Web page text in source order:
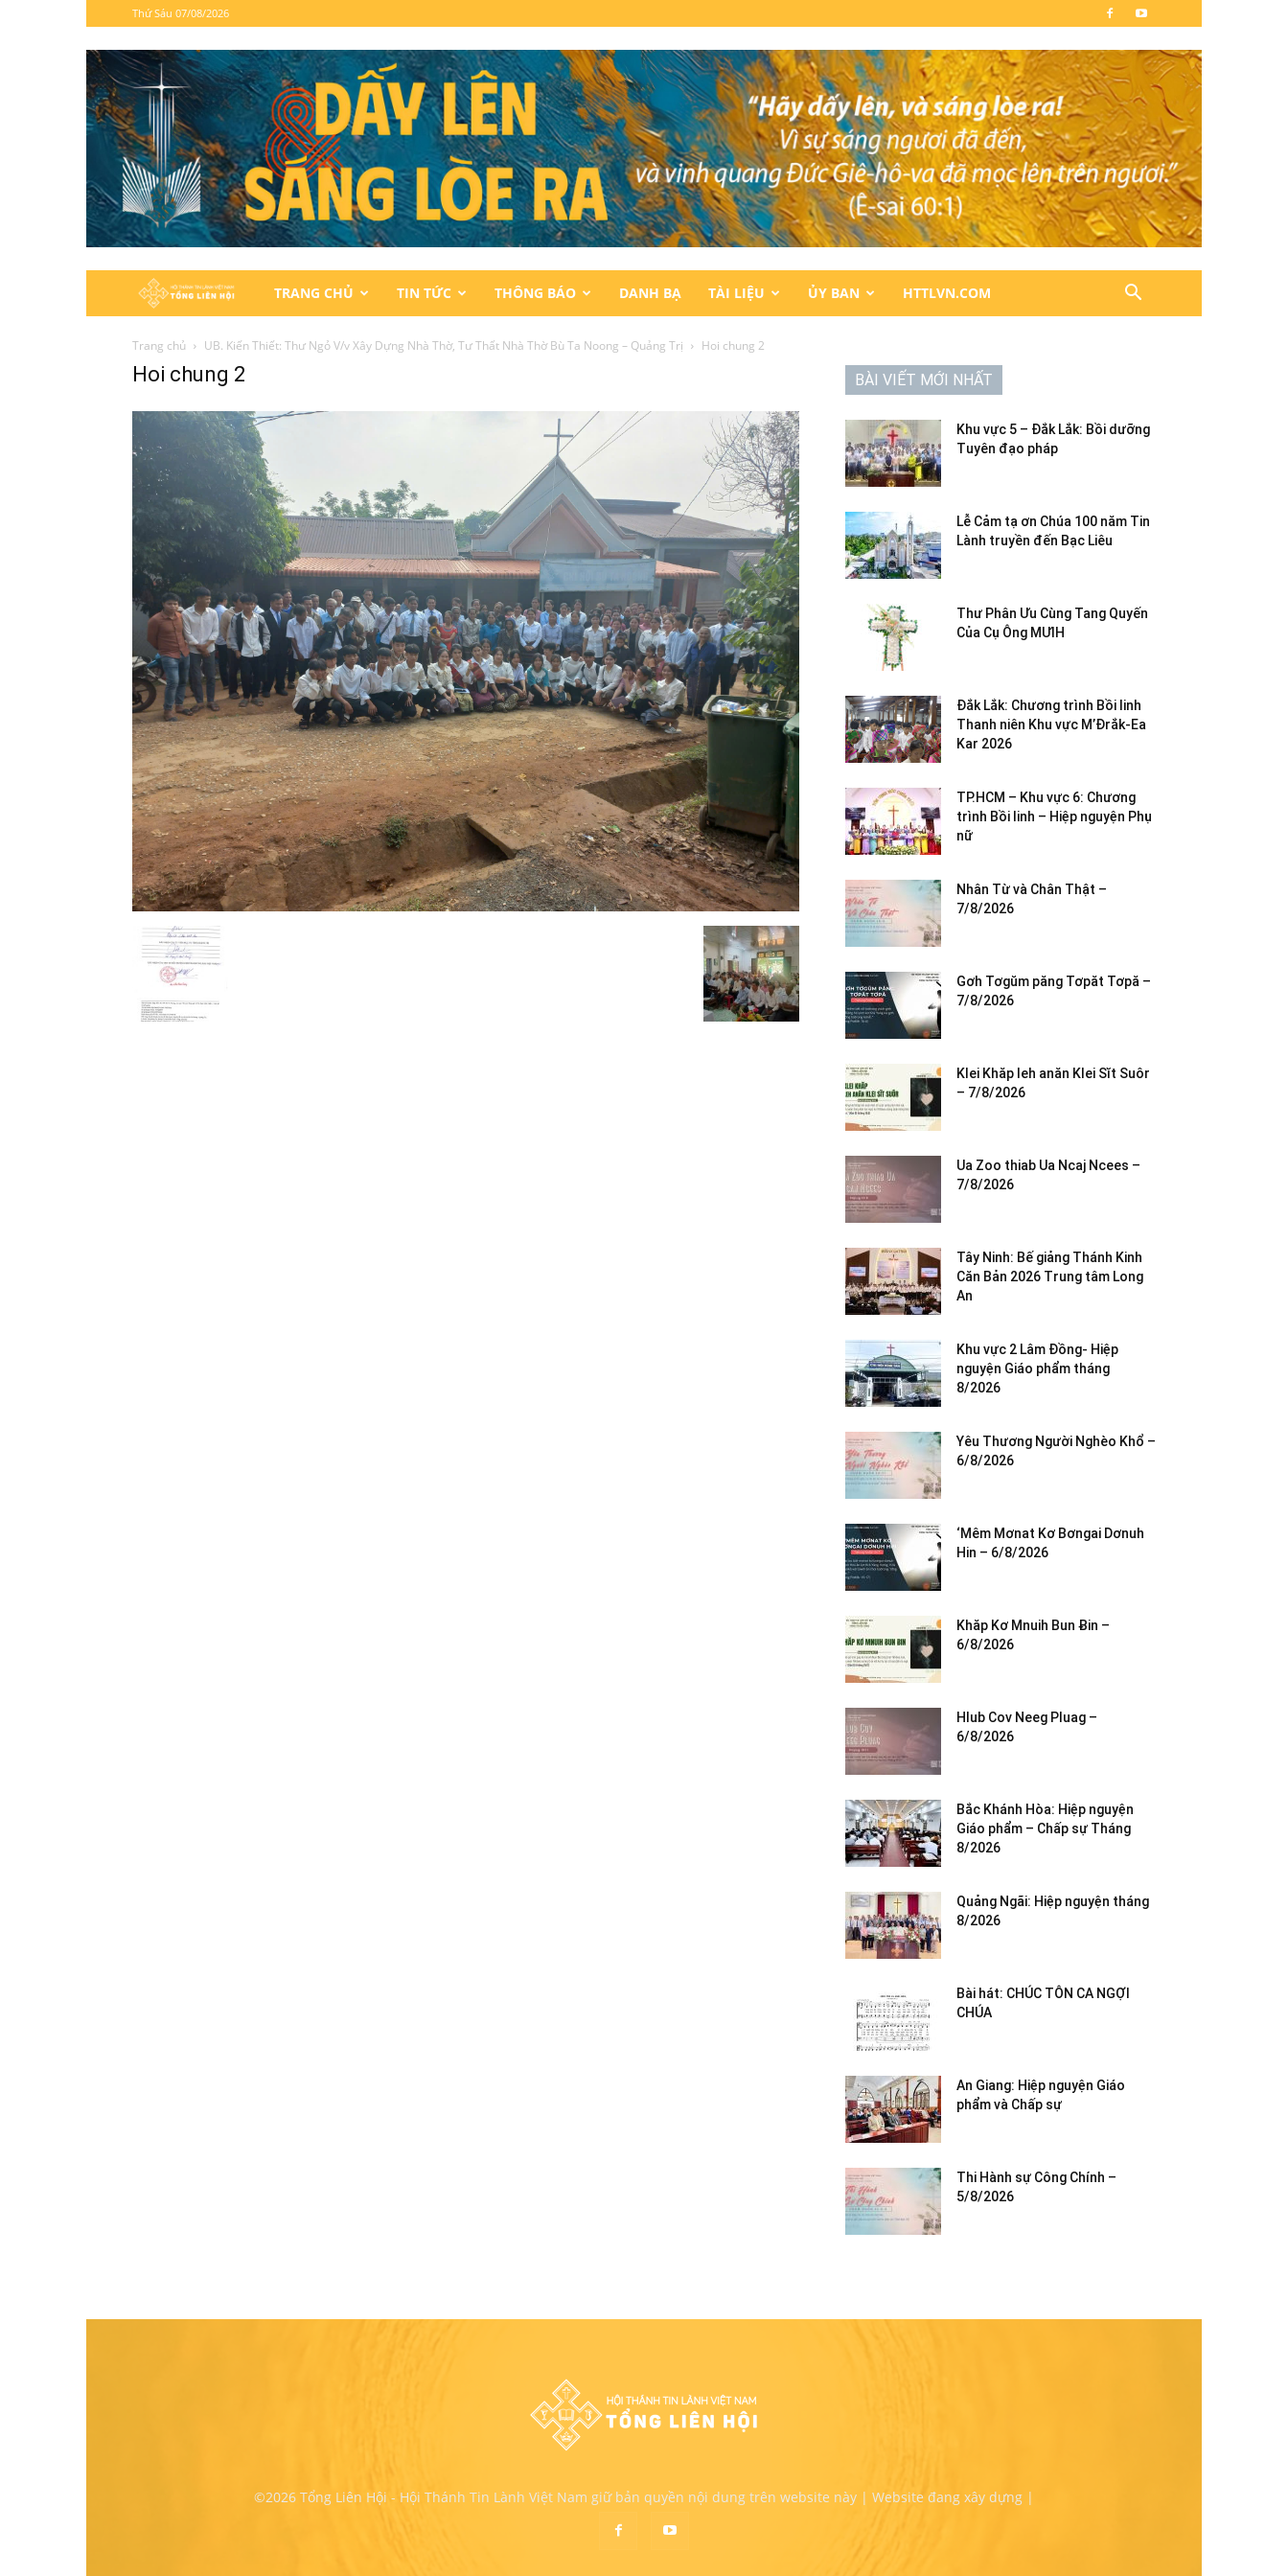
Thứ Sáu 07/08/2026
Hội
Thánh
Lành
Việt
Nam
TRANG CHỦ TIN TỨC THÔNG BÁO DANH BẠ TÀI LIỆU ỦY BAN HTTLVN.COM
Trang chủ UB. Kiến Thiết: Thư Ngỏ V/v Xây Dựng Nhà Thờ, Tư Thất Nhà Thờ Bù Ta Noong – Quảng Trị Hoi chung 2
Hoi chung 2 BÀI VIẾT MỚI NHẤT
Khu vực 5 – Đắk Lắk: Bồi dưỡng
Tuyên đạo pháp
Lễ Cảm tạ ơn Chúa 100 năm Tin
Lành truyền đến Bạc Liêu
Thư Phân Ưu Cùng Tang Quyến
Của Cụ Ông MƯIH
Đắk Lắk: Chương trình Bồi linh
Thanh niên Khu vực M’Đrắk-Ea
Kar 2026
TP.HCM – Khu vực 6: Chương
trình Bồi linh – Hiệp nguyện Phụ
nữ
Nhân Từ và Chân Thật –
7/8/2026
Gơh Tơgŭm păng Tơpăt Tơpă –
7/8/2026
Klei Khăp leh anăn Klei Sĭt Suôr
– 7/8/2026
Ua Zoo thiab Ua Ncaj Ncees –
7/8/2026
Tây Ninh: Bế giảng Thánh Kinh
Căn Bản 2026 Trung tâm Long
An
Khu vực 2 Lâm Đồng- Hiệp
nguyện Giáo phẩm tháng
8/2026
Yêu Thương Người Nghèo Khổ –
6/8/2026
‘Mêm Mơnat Kơ Bơngai Dơnuh
Hin – 6/8/2026
Khăp Kơ Mnuih Bun Ƀin –
6/8/2026
Hlub Cov Neeg Pluag –
6/8/2026
Bắc Khánh Hòa: Hiệp nguyện
Giáo phẩm – Chấp sự Tháng
8/2026
Quảng Ngãi: Hiệp nguyện tháng
8/2026
Bài hát: CHÚC TÔN CA NGỢI
CHÚA
An Giang: Hiệp nguyện Giáo
phẩm và Chấp sự
Thi Hành sự Công Chính –
5/8/2026
©2026 Tổng Liên Hội - Hội Thánh Tin Lành Việt Nam giữ bản quyền nội dung trên website này | Website đang xây dựng |